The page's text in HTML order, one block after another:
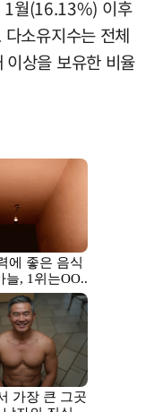
월(16.13%) 이후
소유지수는 전체
상을 보유한 비율